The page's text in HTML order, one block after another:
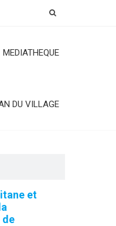
MEDIATHEQUE
DU VILLAGE
et
de